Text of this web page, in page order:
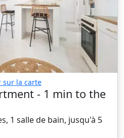
sur la carte
- 1 min to the
1 salle de bain, jusqu'à 5